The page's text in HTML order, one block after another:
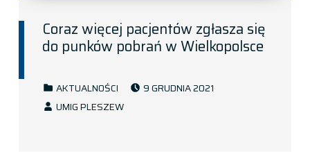
Coraz więcej pacjentów zgłasza się
do punków pobrań w Wielkopolsce
AKTUALNOŚCI 9 GRUDNIA 2021
UMIG PLESZEW